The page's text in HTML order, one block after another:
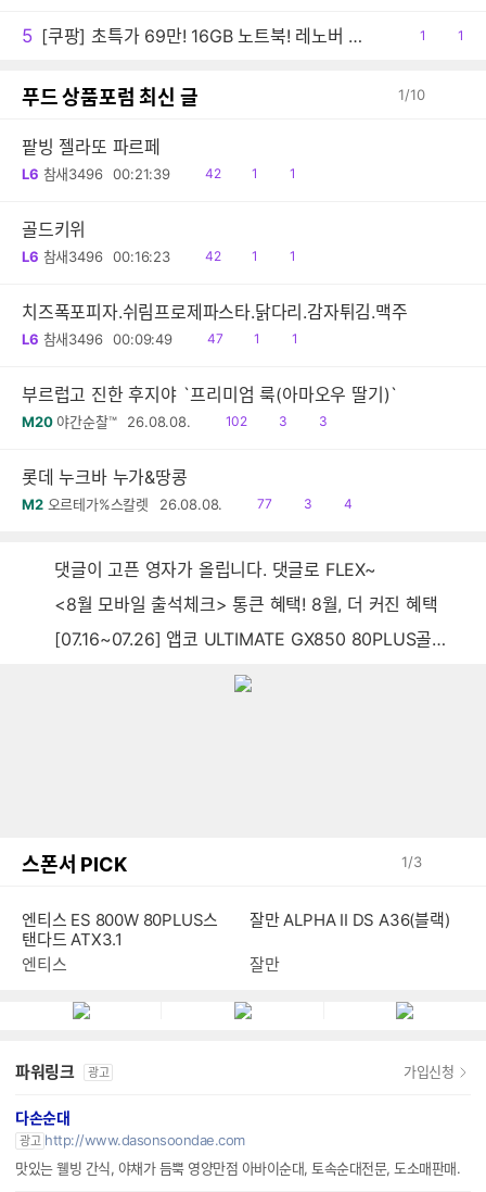
5 [쿠팡] 초특가 69만! 16GB 노트북! 레노버 아이디어패드 슬림3 라이젠5
공1
댓1
푸드 상품포럼 최신 글 1/10
팥빙 젤라또 파르페
L6 참새3496 00:21:39
읽
42
공1
댓1
골드키위
L6 참새3496 00:16:23
읽
42
공1
댓1
치즈폭포피자.쉬림프로제파스타.닭다리.감자튀김.맥주
L6 참새3496 00:09:49
읽
47
공1
댓1
부르럽고 진한 후지야 `프리미엄 룩(아마오우 딸기)`
M20 야간순찰™ 26.08.08.
읽
102
공
3
댓
3
롯데 누크바 누가&땅콩
M2 오르테가%스칼렛 26.08.08.
읽
77
공
3
댓
4
댓글이 고픈 영자가 올립니다. 댓글로 FLEX~
<8월 모바일 출석체크> 통큰 혜택! 8월, 더 커진 혜택
[07.16~07.26] 앱코 ULTIMATE GX850 80PLUS골드 풀모듈러 ATX3.0 블랙
스폰서 PICK 1/3
엔티스 ES 800W 80PLUS스
탠다드 ATX3.1
엔티스
잘만 ALPHA II DS A36(블랙)
잘만
파워링크 광고 가입신청
다손순대
광고 http://www.dasonsoondae.com
맛있는 웰빙 간식, 야채가 듬뿍 영양만점 아바이순대, 토속순대전문, 도소매판매.